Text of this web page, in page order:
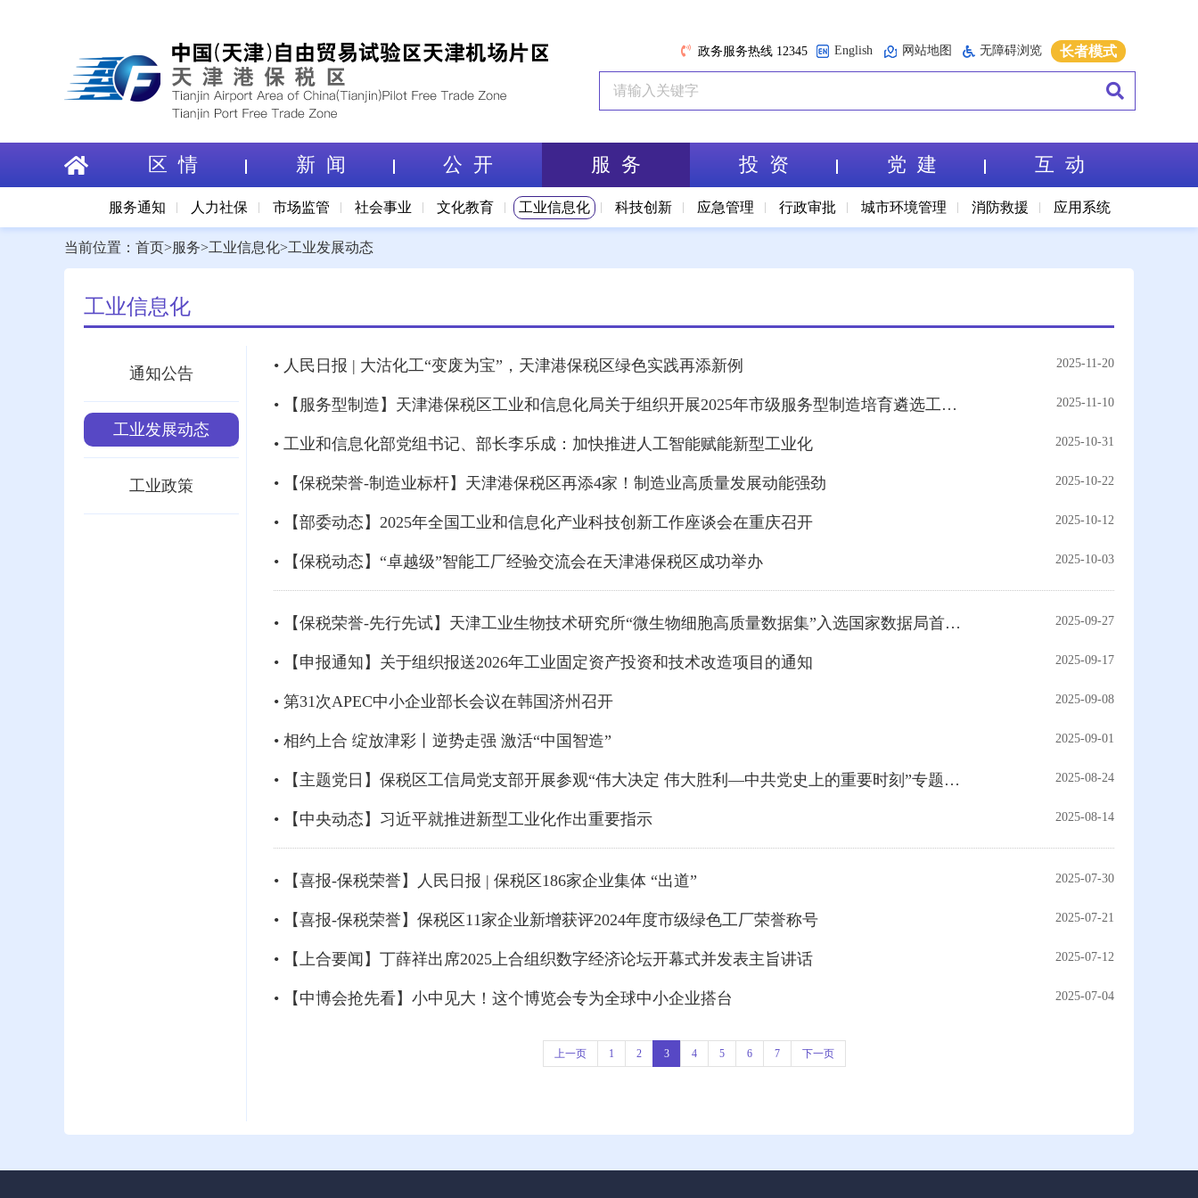
政务服务热线 12345 English 网站地图 无障碍浏览 长者模式
区 情 新 闻 公 开 服 务
服务通知 人力社保 市场监管 社会事业 文化教育 工业信息化 科技创新 应急管理 行政审批 城市环境管理 消防救援 应用系统
投 资 党 建 互 动
当前位置： 首页>服务>工业信息化>工业发展动态
工业信息化
通知公告
工业发展动态
工业政策
• 人民日报 | 大沽化工“变废为宝”，天津港保税区绿色实践再添新例 2025-11-20
• 【服务型制造】天津港保税区工业和信息化局关于组织开展2025年市级服务型制造培育遴选工作的通知 2025-11-10
• 工业和信息化部党组书记、部长李乐成：加快推进人工智能赋能新型工业化 2025-10-31
• 【保税荣誉-制造业标杆】天津港保税区再添4家！制造业高质量发展动能强劲 2025-10-22
• 【部委动态】2025年全国工业和信息化产业科技创新工作座谈会在重庆召开 2025-10-12
• 【保税动态】“卓越级”智能工厂经验交流会在天津港保税区成功举办 2025-10-03
• 【保税荣誉-先行先试】天津工业生物技术研究所“微生物细胞高质量数据集”入选国家数据局首批先行先试名单 2025-09-27
• 【申报通知】关于组织报送2026年工业固定资产投资和技术改造项目的通知 2025-09-17
• 第31次APEC中小企业部长会议在韩国济州召开 2025-09-08
• 相约上合 绽放津彩丨逆势走强 激活“中国智造” 2025-09-01
• 【主题党日】保税区工信局党支部开展参观“伟大决定 伟大胜利—中共党史上的重要时刻”专题展主题党日活动 2025-08-24
• 【中央动态】习近平就推进新型工业化作出重要指示 2025-08-14
• 【喜报-保税荣誉】人民日报 | 保税区186家企业集体 “出道” 2025-07-30
• 【喜报-保税荣誉】保税区11家企业新增获评2024年度市级绿色工厂荣誉称号 2025-07-21
• 【上合要闻】丁薛祥出席2025上合组织数字经济论坛开幕式并发表主旨讲话 2025-07-12
• 【中博会抢先看】小中见大！这个博览会专为全球中小企业搭台 2025-07-04
上一页 1 2 3 4 5 6 7 下一页